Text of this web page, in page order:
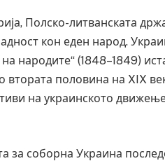
Полско-литванската
кон еден народ.
народите“ (1848–1849)
втората половина на XIX
на украинското
за соборна Украина